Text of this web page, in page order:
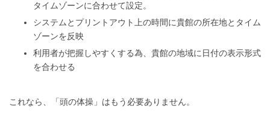
タイムゾーンに合わせて設定。
システムとプリントアウト上の時間に貴館の所在地とタイム
ゾーンを反映
利用者が把握しやすくする為、貴館の地域に日付の表示形式
を合わせる
これなら、「頭の体操」はもう必要ありません。